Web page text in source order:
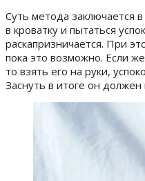
Суть метода заключается
в кроватку и пытаться
раскапризничается. При
пока это возможно. Если
то взять его на руки,
Заснуть в итоге он должен